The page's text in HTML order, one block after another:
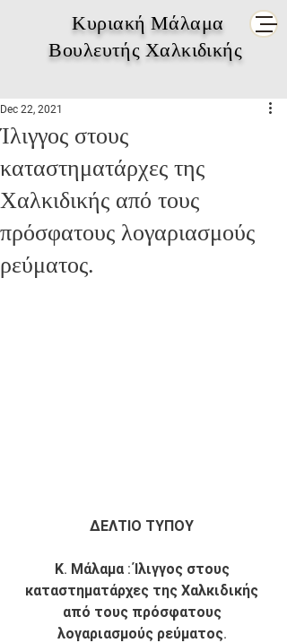
Κυριακή Μάλαμα
Βουλευτής Χαλκιδικής
Ίλιγγος στους
καταστηματάρχες της
Χαλκιδικής από τους
πρόσφατους λογαριασμούς
ρεύματος.
Dec 22, 2021
ΔΕΛΤΙΟ ΤΥΠΟΥ
Κ. Μάλαμα : Ίλιγγος στους
καταστηματάρχες της Χαλκιδικής
από τους πρόσφατους
λογαριασμούς ρεύματος.